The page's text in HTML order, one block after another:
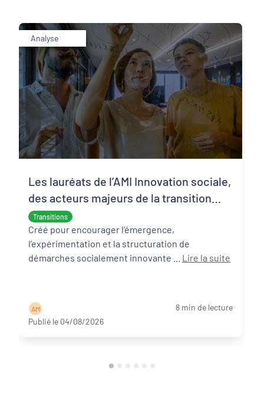
Analyse
Transitions
Les lauréats de l’AMI Innovation sociale,
des acteurs majeurs de la transition
écologique et sociale
Créé pour encourager l’émergence,
l’expérimentation et la structuration de
Lire la suite
A M
8 min de lecture
Publié le 04/08/2026